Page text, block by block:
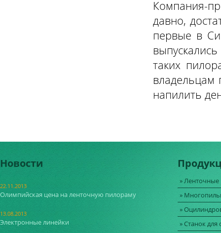
Компания-
давно,
первые в
таких
владельцам
напилить
Новости
22.11.2013
Олимпийская цена на ленточную пилораму
13.08.2013
Электронные линейки
»
»
»
» Станок